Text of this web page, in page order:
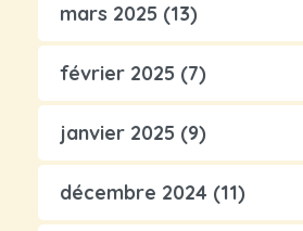
mars 2025 (13)
février 2025 (7)
janvier 2025 (9)
décembre 2024 (11)